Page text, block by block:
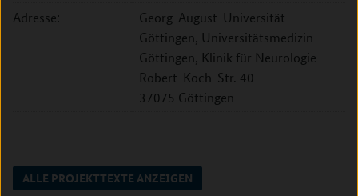
Adresse:
Georg-August-Universität
Göttingen, Universitätsmedizin
Göttingen, Klinik für Neurologie
Robert-Koch-Str. 40
37075 Göttingen
ALLE PROJEKTTEXTE ANZEIGEN